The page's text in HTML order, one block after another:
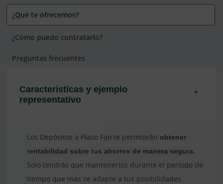
¿Qué te ofrecemos?
¿Cómo puedo contratarlo?
Preguntas frecuentes
Características y ejemplo
representativo
Los Depósitos a Plazo Fijo te permitirán obtener
rentabilidad sobre tus ahorros de manera segura.
Solo tendrás que mantenerlos durante el período de
tiempo que más se adapte a tus posibilidades.